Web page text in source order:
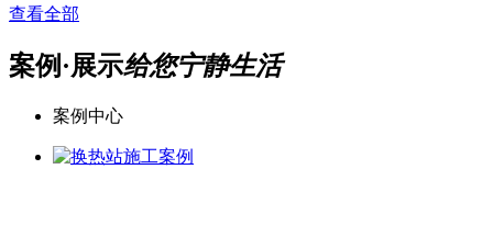
查看全部
案例·展示给您宁静生活
案例中心